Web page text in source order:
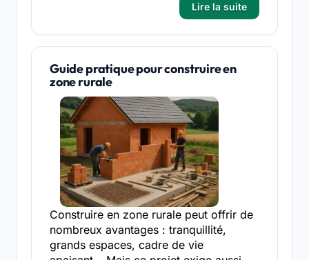
Lire la suite
Guide pratique pour construire en
zone rurale
Construire en zone rurale peut offrir de
nombreux avantages : tranquillité,
grands espaces, cadre de vie